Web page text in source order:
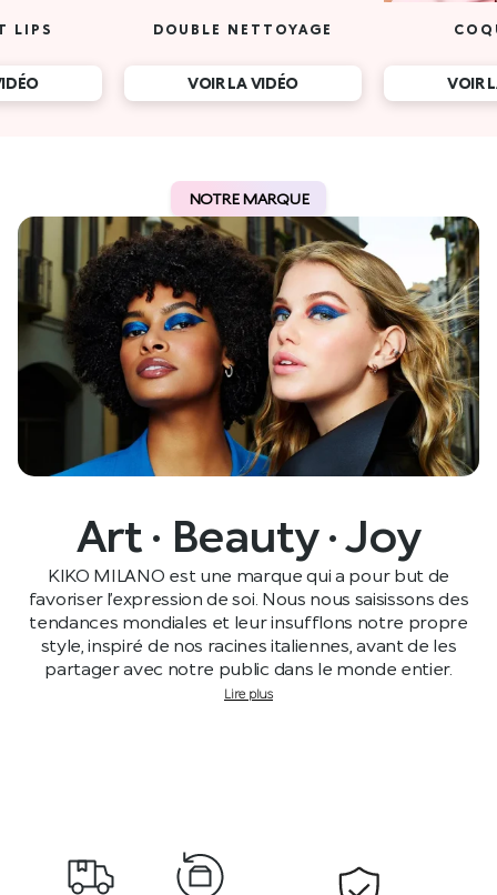
LIPS DOUBLE NETTOYAGE
VOIR LA VIDÉO VOIR
NOTRE MARQUE
Art · Beauty · Joy
KIKO MILANO est une marque qui a pour but de
favoriser l’expression de soi. Nous nous saisissons des
tendances mondiales et leur insufflons notre propre
style, inspiré de nos racines italiennes, avant de les
partager avec notre public dans le monde entier.
Lire plus